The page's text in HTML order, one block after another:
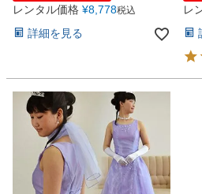
レンタル価格 ¥8,778税込
詳細を見る
レ